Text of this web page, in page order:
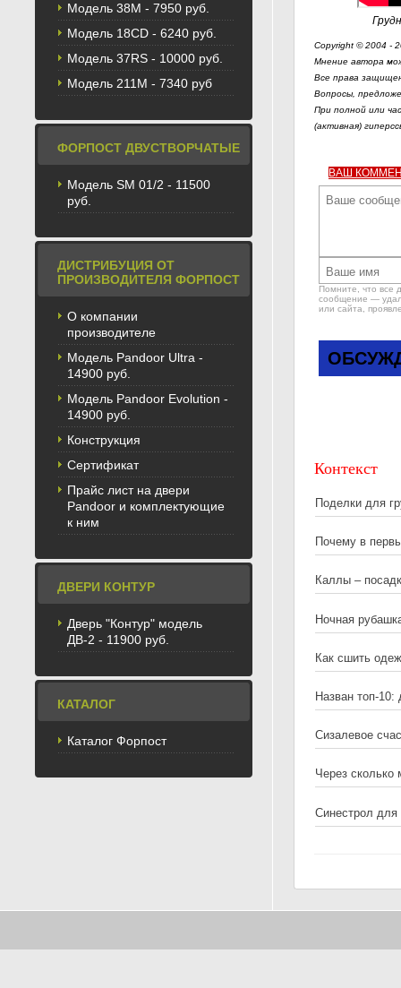
Модель 38M - 7950 руб.
Модель 18CD - 6240 руб.
Модель 37RS - 10000 руб.
Модель 211М - 7340 руб
ФОРПОСТ ДВУСТВОРЧАТЫЕ
Модель SM 01/2 - 11500
руб.
ДИСТРИБУЦИЯ ОТ
ПРОИЗВОДИТЕЛЯ ФОРПОСТ
О компании
производителе
Модель Pandoor Ultra -
14900 руб.
Модель Pandoor Evolution -
14900 руб.
Конструкция
Сертификат
Прайс лист на двери
Pandoor и комплектующие
к ним
ДВЕРИ КОНТУР
Дверь "Контур" модель
ДВ-2 - 11900 руб.
КАТАЛОГ
Каталог Форпост
Copyright © 2004 -
Мнение автора
Все права
Вопросы,
При полной или
(активная)
ВАШ
Помните, что все
сообщение —
или сайта,
Контекст
Поделки для
Почему в
Каллы –
Ночная
Как сшить
Назван топ-
Сизалевое
Через
Синестрол для